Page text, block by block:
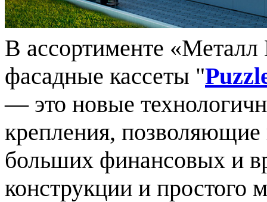
В ассортименте
фасадные кассеты "
― это новые
крепления, позволяющие
больших финансовых и
конструкции и простого